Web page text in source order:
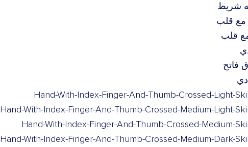
شريط
مع قلب
قلب
فاتح
Hand-With-Index-Finger-And-Thumb-Crossed-Light-
Hand-With-Index-Finger-And-Thumb-Crossed-Medium-Light-
Hand-With-Index-Finger-And-Thumb-Crossed-Medium-
Hand-With-Index-Finger-And-Thumb-Crossed-Medium-Dark-